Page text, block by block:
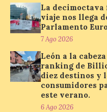
que
posición
así
para
solar del 12 de agosto
la […]
Paradores
compromiso con
La
viaje nos llega
Parlamento
7 Ago 2026
León a la
ranking de
diez destinos y
consumidores
este verano.
6 Ago 2026